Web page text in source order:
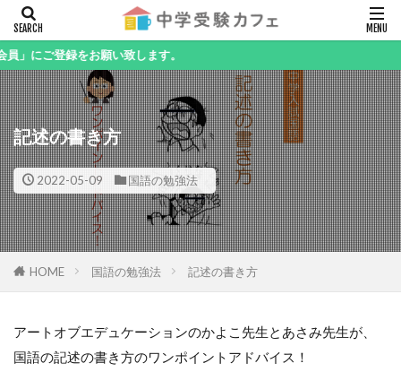
登録をお願い致します。
記述の書き方
2022-05-09 国語の勉強法
HOME 国語の勉強法 記述の書き方
アートオブエデュケーションのかよこ先生とあさみ先生が、
国語の記述の書き方のワンポイントアドバイス！
キーワード
カテゴリー
検索